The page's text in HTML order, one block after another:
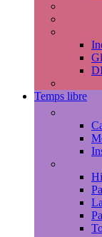
Temps libre